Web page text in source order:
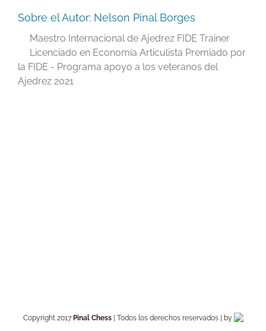
Sobre el Autor: Nelson Pinal Borges
Maestro Internacional de Ajedrez FIDE Trainer
Licenciado en Economía Articulista Premiado por
la FIDE - Programa apoyo a los veteranos del
Ajedrez 2021
Copyright 2017 Pinal Chess| Todos los derechos reservados | by